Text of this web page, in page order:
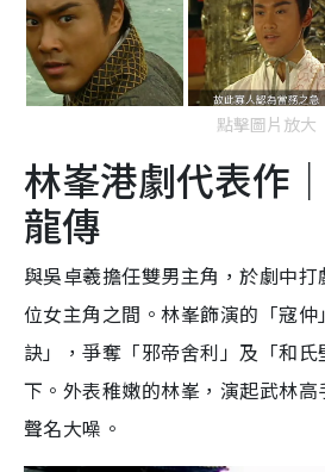
點擊圖片放大
林峯港劇代表作
龍傳
與吳卓羲擔任雙男主角，於劇中
位女主角之間。林峯飾演的「寇
訣」，爭奪「邪帝舍利」及「和
下。外表稚嫩的林峯，演起武林
聲名大噪。